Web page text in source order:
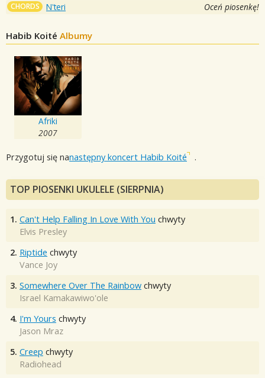
CHORDS N'teri Oceń piosenkę!
Habib Koité Albumy
Afriki
2007
Przygotuj się nanastępny koncert Habib Koité .
TOP PIOSENKI UKULELE (SIERPNIA)
1. Can't Help Falling In Love With You chwyty
Elvis Presley
2. Riptide chwyty
Vance Joy
3. Somewhere Over The Rainbow chwyty
Israel Kamakawiwo'ole
4. I'm Yours chwyty
Jason Mraz
5. Creep chwyty
Radiohead